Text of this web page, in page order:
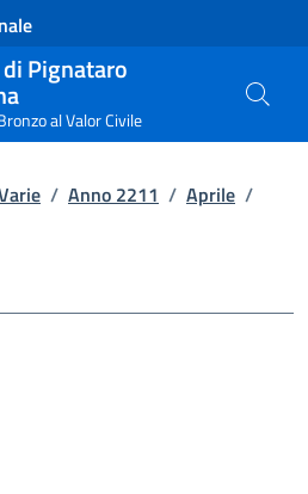
Pignataro
al Valor Civile
/ Anno 2211 / Aprile /